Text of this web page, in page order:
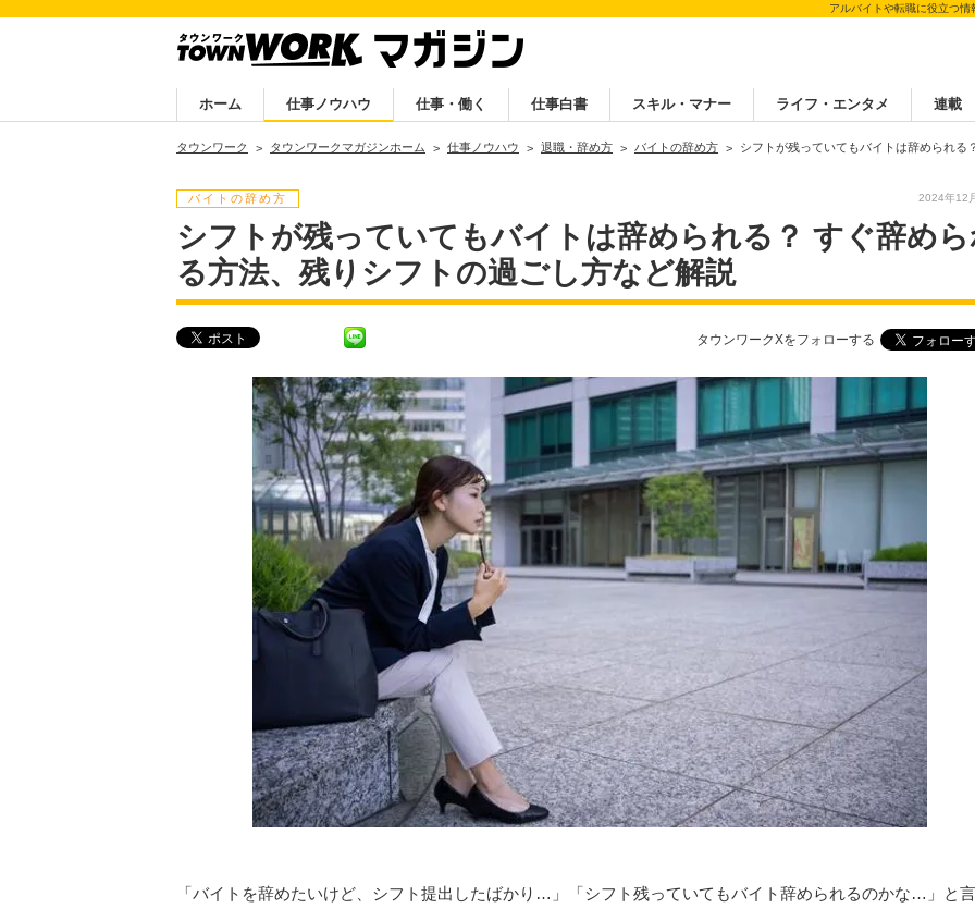
アルバイトや転職に役立つ情
ホーム 仕事ノウハウ 仕事・働く 仕事白書 スキル・マナー ライフ・エンタメ 連載
タウンワーク タウンワークマガジンホーム 仕事ノウハウ 退職・辞め方 バイトの辞め方 シフトが残っていてもバイトは辞められる
バイトの辞め方 2024年12
シフトが残っていてもバイトは辞められる？ すぐ辞め
る方法、残りシフトの過ごし方など解説
タウンワークXをフォローする
「バイトを辞めたいけど、シフト提出したばかり…」「シフト残っていてもバイト辞められるのかな…」と言